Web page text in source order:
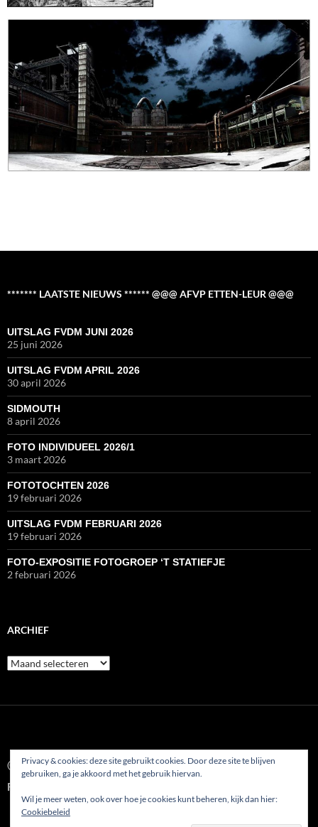
******* LAATSTE NIEUWS ****** @@@ AFVP ETTEN-LEUR @@@
UITSLAG FVDM JUNI 2026
25 juni 2026
UITSLAG FVDM APRIL 2026
30 april 2026
SIDMOUTH
8 april 2026
FOTO INDIVIDUEEL 2026/1
3 maart 2026
FOTOTOCHTEN 2026
19 februari 2026
UITSLAG FVDM FEBRUARI 2026
19 februari 2026
FOTO-EXPOSITIE FOTOGROEP ‘T STATIEFJE
2 februari 2026
ARCHIEF
Archief
© 2022
Fotoclub AFVP Etten-Leur
Privacy & cookies: deze site gebruikt cookies. Door deze site te blijven
gebruiken, ga je akkoord met het gebruik hiervan.
Wil je meer weten, ook over hoe je cookies kunt beheren, kijk dan hier:
Cookiebeleid